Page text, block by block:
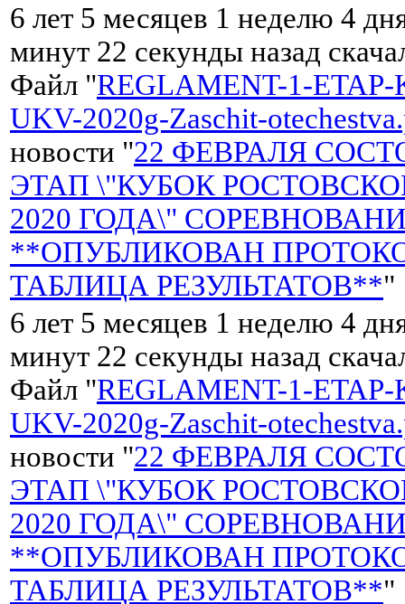
6 лет 5 месяцев 1 неделю 4
минут 22 секунды назад
Файл "REGLAMENT-1-
UKV-2020g-Zaschit-
новости "22 ФЕВРАЛЯ
ЭТАП \"КУБОК
2020 ГОДА\"
**ОПУБЛИКОВАН
ТАБЛИЦА РЕЗУЛЬТАТОВ**"
6 лет 5 месяцев 1 неделю 4
минут 22 секунды назад
Файл "REGLAMENT-1-
UKV-2020g-Zaschit-
новости "22 ФЕВРАЛЯ
ЭТАП \"КУБОК
2020 ГОДА\"
**ОПУБЛИКОВАН
ТАБЛИЦА РЕЗУЛЬТАТОВ**"